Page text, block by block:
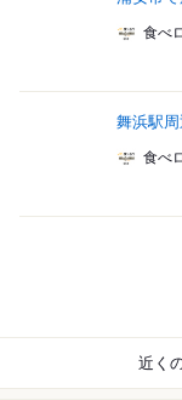
食べ
舞浜駅
食べ
近く